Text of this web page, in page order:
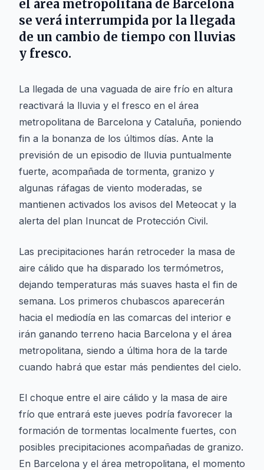
el área metropolitana de Barcelona
se verá interrumpida por la llegada
de un cambio de tiempo con lluvias
y fresco.
La llegada de una vaguada de aire frío en altura
reactivará la lluvia y el fresco en el área
metropolitana de Barcelona y Cataluña, poniendo
fin a la bonanza de los últimos días. Ante la
previsión de un episodio de lluvia puntualmente
fuerte, acompañada de tormenta, granizo y
algunas ráfagas de viento moderadas, se
mantienen activados los avisos del Meteocat y la
alerta del plan Inuncat de Protección Civil.
Las precipitaciones harán retroceder la masa de
aire cálido que ha disparado los termómetros,
dejando temperaturas más suaves hasta el fin de
semana. Los primeros chubascos aparecerán
hacia el mediodía en las comarcas del interior e
irán ganando terreno hacia Barcelona y el área
metropolitana, siendo a última hora de la tarde
cuando habrá que estar más pendientes del cielo.
El choque entre el aire cálido y la masa de aire
frío que entrará este jueves podría favorecer la
formación de tormentas localmente fuertes, con
posibles precipitaciones acompañadas de granizo.
En Barcelona y el área metropolitana, el momento